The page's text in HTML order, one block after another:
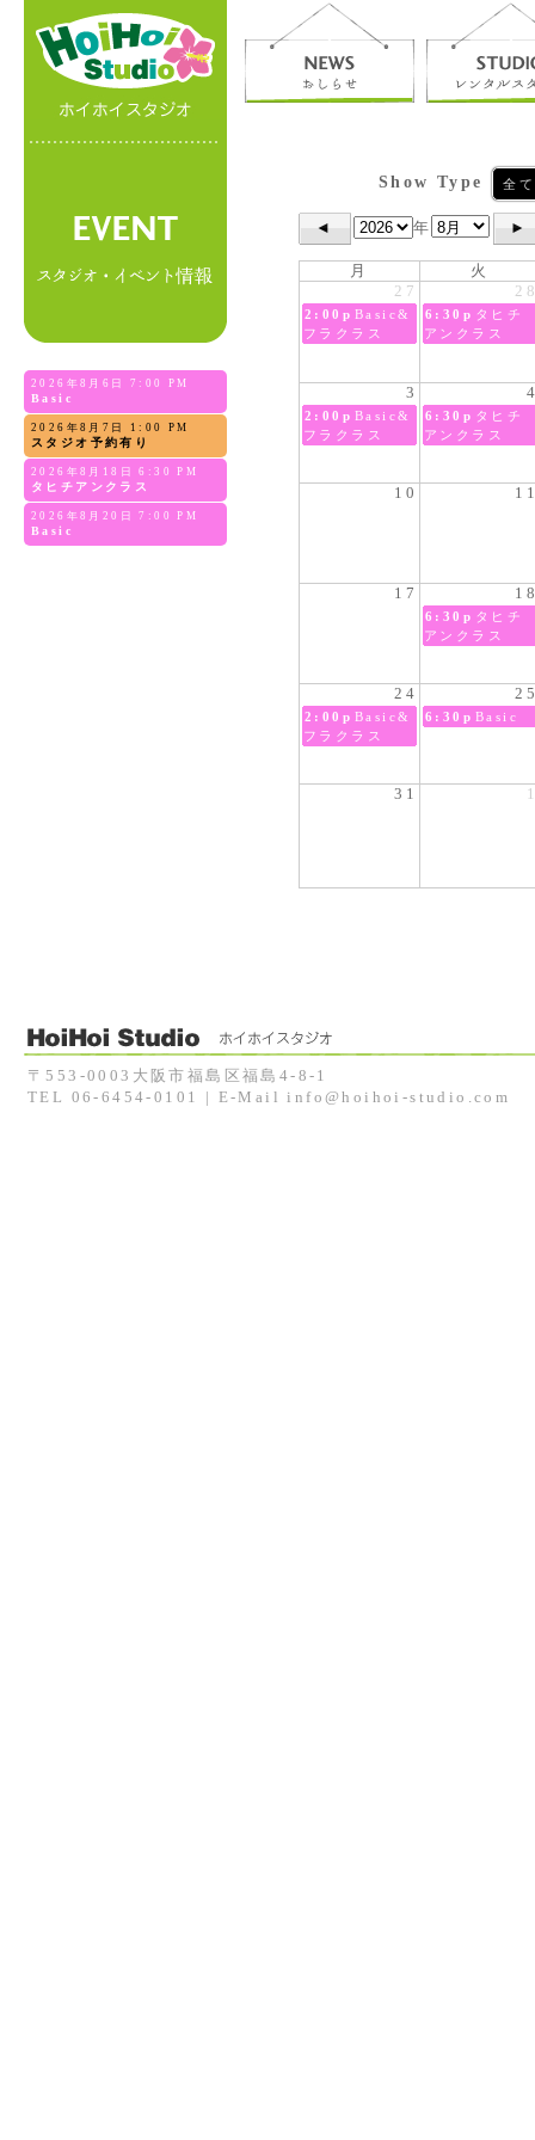
2026年8月6日 7:00 PM
Basic
2026年8月7日 1:00 PM
スタジオ予約有り
2026年8月18日 6:30 PM
タヒチアンクラス
2026年8月20日 7:00 PM
Basic
Show Type 全て
◄ 年 ►
月
火
27
3
10
17
24
31
2:00p Basic&
フラクラス
6:30p タヒチ
アンクラス
2:00p Basic&
フラクラス
6:30p タヒチ
アンクラス
6:30p タヒチ
アンクラス
2:00p Basic&
フラクラス
6:30p Basic
〒553-0003大阪市福島区福島4-8-1
TEL 06-6454-0101 | E-Mail info@hoihoi-studio.com